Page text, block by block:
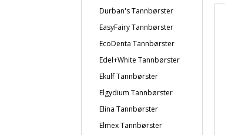
Durban's Tannbørster
EasyFairy Tannbørster
EcoDenta Tannbørster
Edel+White Tannbørster
Ekulf Tannbørster
Elgydium Tannbørster
Elina Tannbørster
Elmex Tannbørster